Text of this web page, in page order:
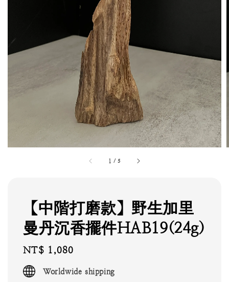
1 /5
【中階打磨款】野生加里
曼丹沉香擺件HAB19(24g)
Regular
price
NT$ 1,080
Worldwide shipping